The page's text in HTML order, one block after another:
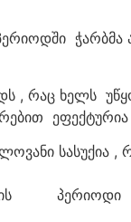
, რაც ხელს
ეფექტურია
სასუქია
პერიოდი